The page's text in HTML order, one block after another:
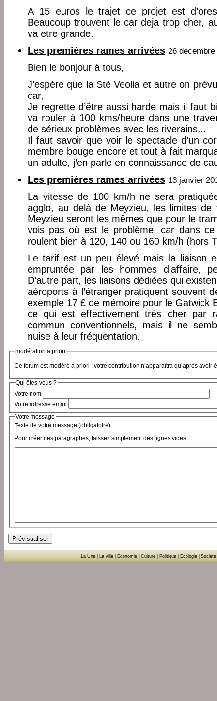
A 15 euros le trajet ce projet est
Beaucoup trouvent le car deja trop cher,
va etre grande.
Les premières rames arrivées 26
Bien le bonjour à tous,
J’espère que la Sté Veolia et autre on
car,
Je regrette d’être aussi harde mais il faut
va rouler à 100 kms/heure dans une
de sérieux problèmes avec les riverains...
Il faut savoir que voir le spectacle d’un
membre bouge encore et tout à fait
un adulte, j’en parle en connaissance de
Les premières rames arrivées 13 janvier
La vitesse de 100 km/h ne sera
agglo, au delà de Meyzieu, les limites de
Meyzieu seront les mêmes que pour le
vois pas où est le problème, car dans
roulent bien à 120, 140 ou 160 km/h (hors
Le tarif est un peu élevé mais la liaison
empruntée par les hommes d’affaire,
D’autre part, les liaisons dédiées qui
aéroports à l’étranger pratiquent souvent
exemple 17 £ de mémoire pour le Gatwick
ce qui est effectivement très cher par
commun conventionnels, mais il ne
nuise à leur fréquentation.
modération a priori
Ce forum est modéré a priori : votre contribution n’apparaîtra qu’après avoir
Qui êtes-vous ?
Votre nom
Votre adresse email
Votre message
Texte de votre message (obligatoire)
Pour créer des paragraphes, laissez simplement des lignes vides.
La Une La ville Economie Culture Politique Ecologie Société